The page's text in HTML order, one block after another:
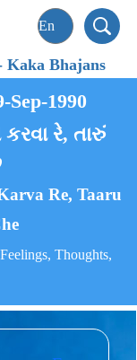
Kaka Bhajans
Sep-1990
રે, તારું
Re, Taaru
Thoughts,